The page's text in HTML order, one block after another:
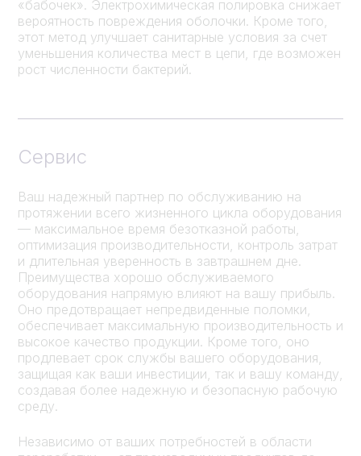
«бабочек». Электрохимическая полировка снижает
вероятность повреждения оболочки. Кроме того,
этот метод улучшает санитарные условия за счет
уменьшения количества мест в цепи, где возможен
рост численности бактерий.
Сервис
Ваш надежный партнер по обслуживанию на
протяжении всего жизненного цикла оборудования
— максимальное время безотказной работы,
оптимизация производительности, контроль затрат
и длительная уверенность в завтрашнем дне.
Преимущества хорошо обслуживаемого
оборудования напрямую влияют на вашу прибыль.
Оно предотвращает непредвиденные поломки,
обеспечивает максимальную производительность и
высокое качество продукции. Кроме того, оно
продлевает срок службы вашего оборудования,
защищая как ваши инвестиции, так и вашу команду,
создавая более надежную и безопасную рабочую
среду.
Независимо от ваших потребностей в области